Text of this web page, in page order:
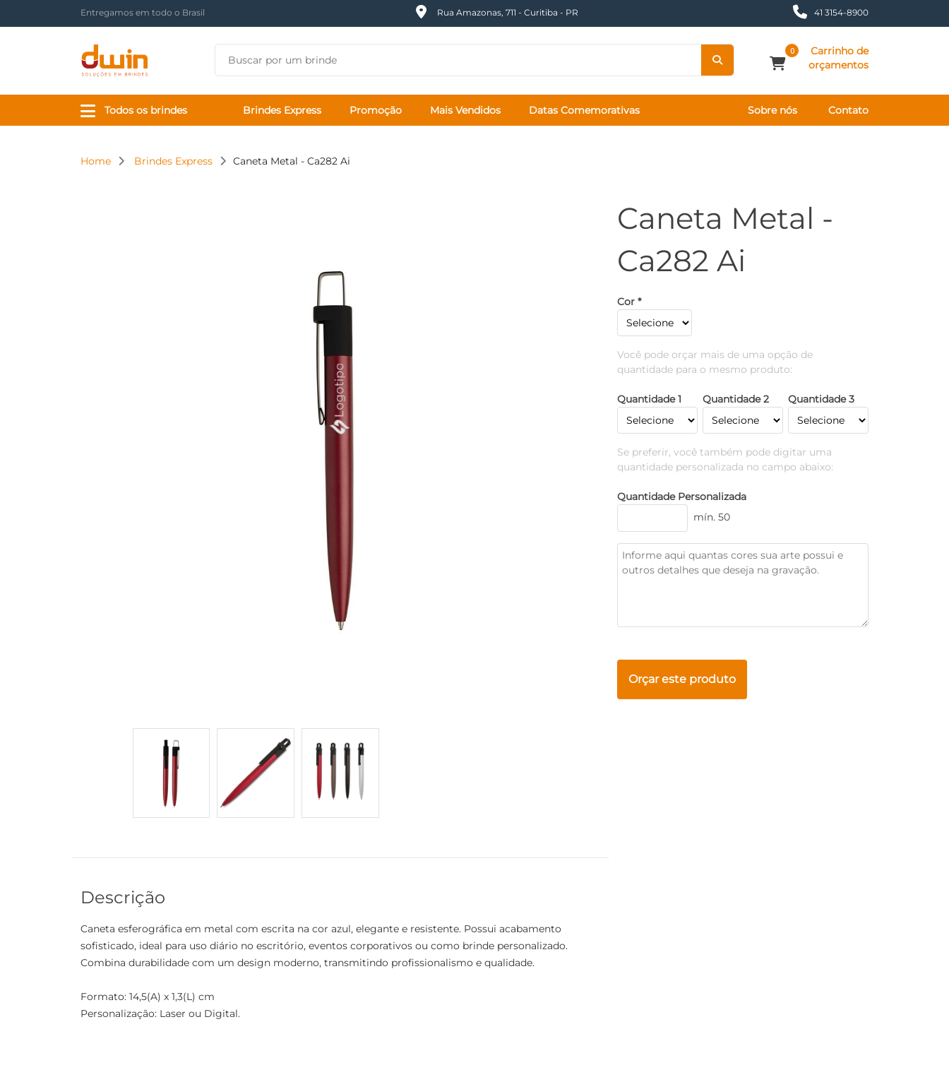
Há mais de 17 anos tornando sua marca presente Rua Amazonas, 711 - Curitiba - PR 41 3154-8900
0
Carrinho de
orçamentos
Todos os brindes Brindes Express Promoção Mais Vendidos Datas Comemorativas Sobre nós Contato
Home Brindes Express Caneta Metal - Ca282 Ai
Descrição
Caneta esferográfica em metal com escrita na cor azul, elegante e resistente. Possui acabamento
sofisticado, ideal para uso diário no escritório, eventos corporativos ou como brinde personalizado.
Combina durabilidade com um design moderno, transmitindo profissionalismo e qualidade.
Formato: 14,5(A) x 1,3(L) cm
Personalização: Laser ou Digital.
Caneta Metal -
Ca282 Ai
Cor *
Você pode orçar mais de uma opção de
quantidade para o mesmo produto:
Quantidade 1 Quantidade 2 Quantidade 3
Se preferir, você também pode digitar uma
quantidade personalizada no campo abaixo:
Quantidade Personalizada
mín. 50
Orçar este produto